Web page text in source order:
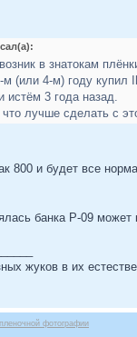
в знатокам
(или 4-м) году купил
истём 3 года назад.
лучше сделать с
800 и будет все
банка Р-09 может
жуков в их
фотографии